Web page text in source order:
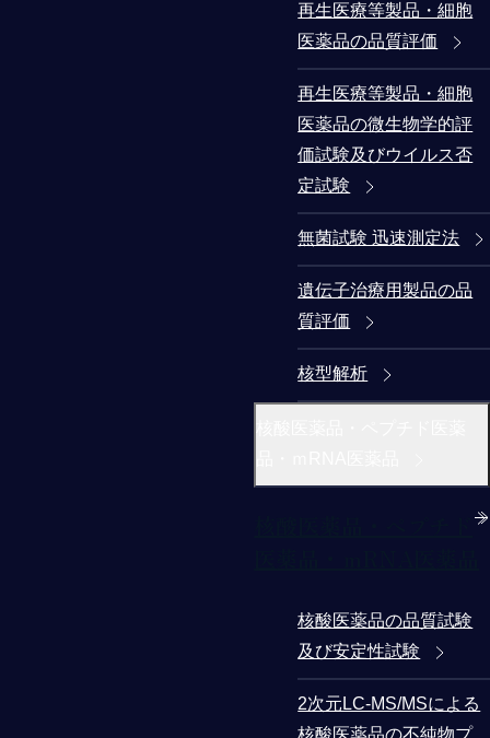
再生医療等製品・細胞
医薬品の品質評価
再生医療等製品・細胞
医薬品の微生物学的評
価試験及びウイルス否
定試験
無菌試験 迅速測定法
遺伝子治療用製品の品
質評価
核型解析
核酸医薬品の品質試験
及び安定性試験
2次元LC-MS/MSによる
核酸医薬品の不純物プ